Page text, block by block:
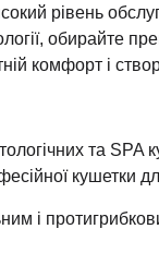
рівень
обирайте
комфорт і
та
і